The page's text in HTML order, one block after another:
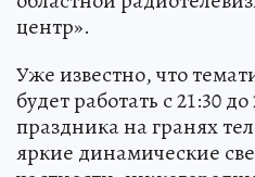
центр».
Уже известно, что
будет работать с 21:30
праздника на гранях
яркие динамические